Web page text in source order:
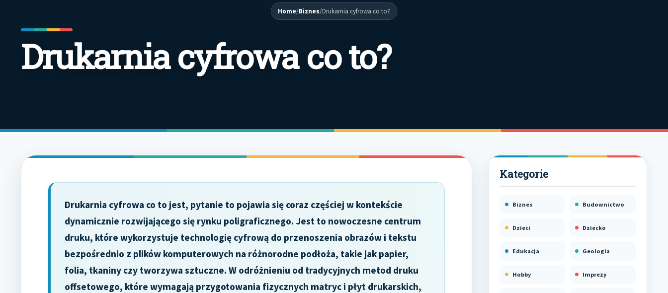
Home/Biznes/Drukarnia cyfrowa co to?
Drukarnia cyfrowa co to?
Drukarnia cyfrowa co to jest, pytanie to pojawia się coraz częściej w kontekście
dynamicznie rozwijającego się rynku poligraficznego. Jest to nowoczesne centrum
druku, które wykorzystuje technologię cyfrową do przenoszenia obrazów i tekstu
bezpośrednio z plików komputerowych na różnorodne podłoża, takie jak papier,
folia, tkaniny czy tworzywa sztuczne. W odróżnieniu od tradycyjnych metod druku
offsetowego, które wymagają przygotowania fizycznych matryc i płyt drukarskich,
Biznes Budownictwo
Dzieci Dziecko
Edukacja Geologia
Hobby Imprezy